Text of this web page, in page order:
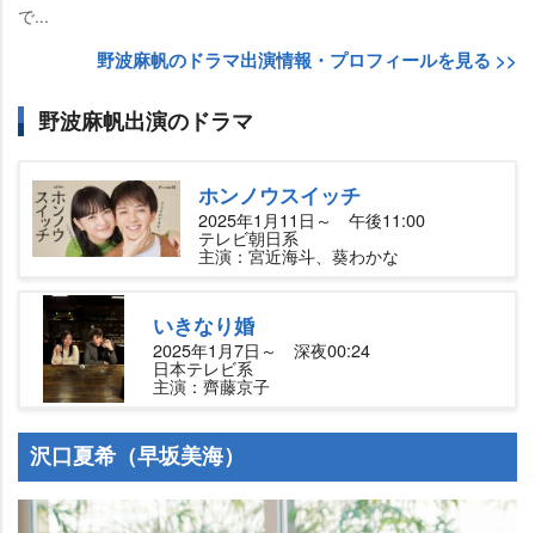
で...
野波麻帆のドラマ出演情報・プロフィールを見る >>
野波麻帆出演のドラマ
ホンノウスイッチ
2025年1月11日～ 午後11:00
テレビ朝日系
主演：宮近海斗、葵わかな
いきなり婚
2025年1月7日～ 深夜00:24
日本テレビ系
主演：齊藤京子
沢口夏希（早坂美海）